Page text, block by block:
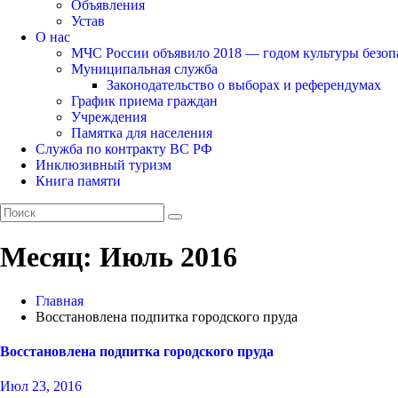
Объявления
Устав
О нас
МЧС России объявило 2018 — годом культуры
Муниципальная служба
Законодательство о выборах и референдумах
График приема граждан
Учреждения
Памятка для населения
Служба по контракту ВС РФ
Инклюзивный туризм
Книга памяти
Месяц: Июль 2016
Главная
Восстановлена подпитка городского пруда
Восстановлена подпитка городского пруда
Июл 23, 2016